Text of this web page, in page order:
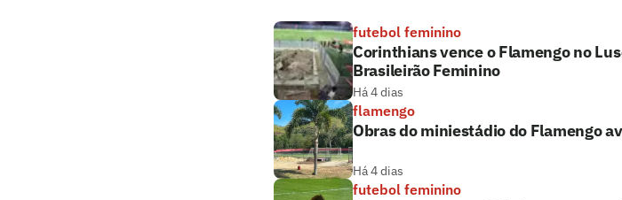
futebol feminino
Corinthians vence o Flamengo no
Brasileirão Feminino
Há 4 dias
flamengo
Obras do miniestádio do Flamengo
Há 4 dias
futebol feminino